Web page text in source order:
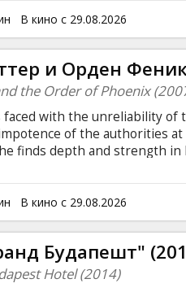
who haven't dared to
last seen thirteen years ago -
В кино с 29.08.2026
и Орден
the Order of Phoenix
with the unreliability of
of the authorities
finds depth and strength
В кино с 29.08.2026
Будапешт"
Hotel (2014)